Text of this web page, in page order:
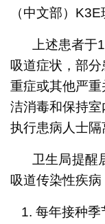
（中文部）
上述患者
吸道症状，部分
重症或其他严
洁消毒和保持
执行患病人士隔
卫生局提醒
吸道传染性疾病
每年接种季